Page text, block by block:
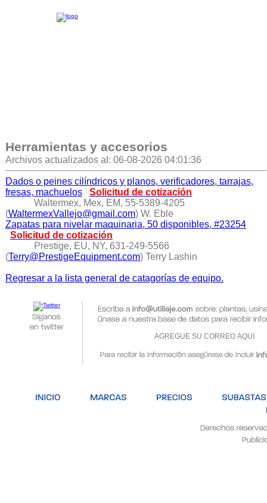
Herramientas y accesorios
Archivos actualizados al: 06-08-2026 04:01:36
Dados o peines cilíndricos y planos, verificadores, tarrajas,
fresas, machuelos
Solicitud de cotización
Waltermex, Mex, EM, 55-5389-4205
(WaltermexVallejo@gmail.com) W. Eble
Zapatas para nivelar maquinaria, 50 disponibles, #23254
Solicitud de cotización
Prestige, EU, NY, 631-249-5566
(Terry@PrestigeEquipment.com) Terry Lashin
Regresar a la lista general de catagorías de equipo.